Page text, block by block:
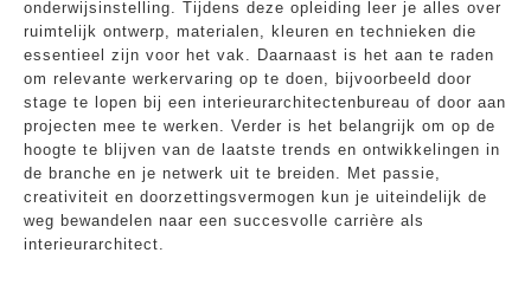
onderwijsinstelling. Tijdens deze opleiding leer je alles over
ruimtelijk ontwerp, materialen, kleuren en technieken die
essentieel zijn voor het vak. Daarnaast is het aan te raden
om relevante werkervaring op te doen, bijvoorbeeld door
stage te lopen bij een interieurarchitectenbureau of door aan
projecten mee te werken. Verder is het belangrijk om op de
hoogte te blijven van de laatste trends en ontwikkelingen in
de branche en je netwerk uit te breiden. Met passie,
creativiteit en doorzettingsvermogen kun je uiteindelijk de
weg bewandelen naar een succesvolle carrière als
interieurarchitect.